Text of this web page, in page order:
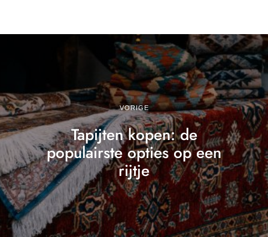
VORIGE
Tapijten kopen: de
populairste opties op een
rijtje